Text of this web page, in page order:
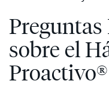
Preguntas
sobre el
Proactivo®